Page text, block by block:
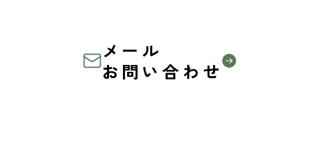
メール
お問い合わせ